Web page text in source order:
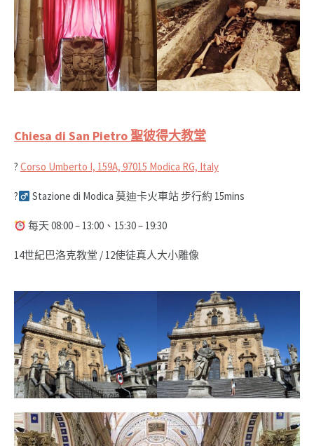
Chiesa di San Pietro 聖彼得大教堂
? Corso Umberto I, 159A, 97015 Modica RG, Italy
?‍ Stazione di Modica 莫迪卡火車站 步行約 15mins
每天 08:00 – 13:00、15:30 – 19:30
14世紀巴洛克教堂 / 12使徒真人大小雕像